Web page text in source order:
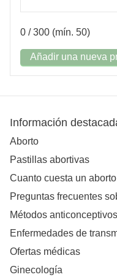
0 / 300 (mín. 50)
Añadir una nueva
Información
Aborto
Pastillas abortivas
Cuanto cuesta un aborto
Preguntas frecuentes
Métodos anticonceptivos
Enfermedades de
Ofertas médicas
Ginecología